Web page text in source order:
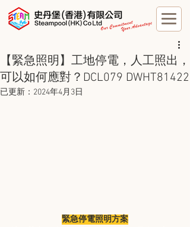
【緊急照明】工地停電，人工照出，
可以如何應對？DCL079 DWHT81422
已更新： 2024年4月3日
緊急停電照明方案